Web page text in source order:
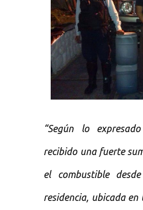
“Según lo
recibido una fuerte
el combustible
residencia, ubicada